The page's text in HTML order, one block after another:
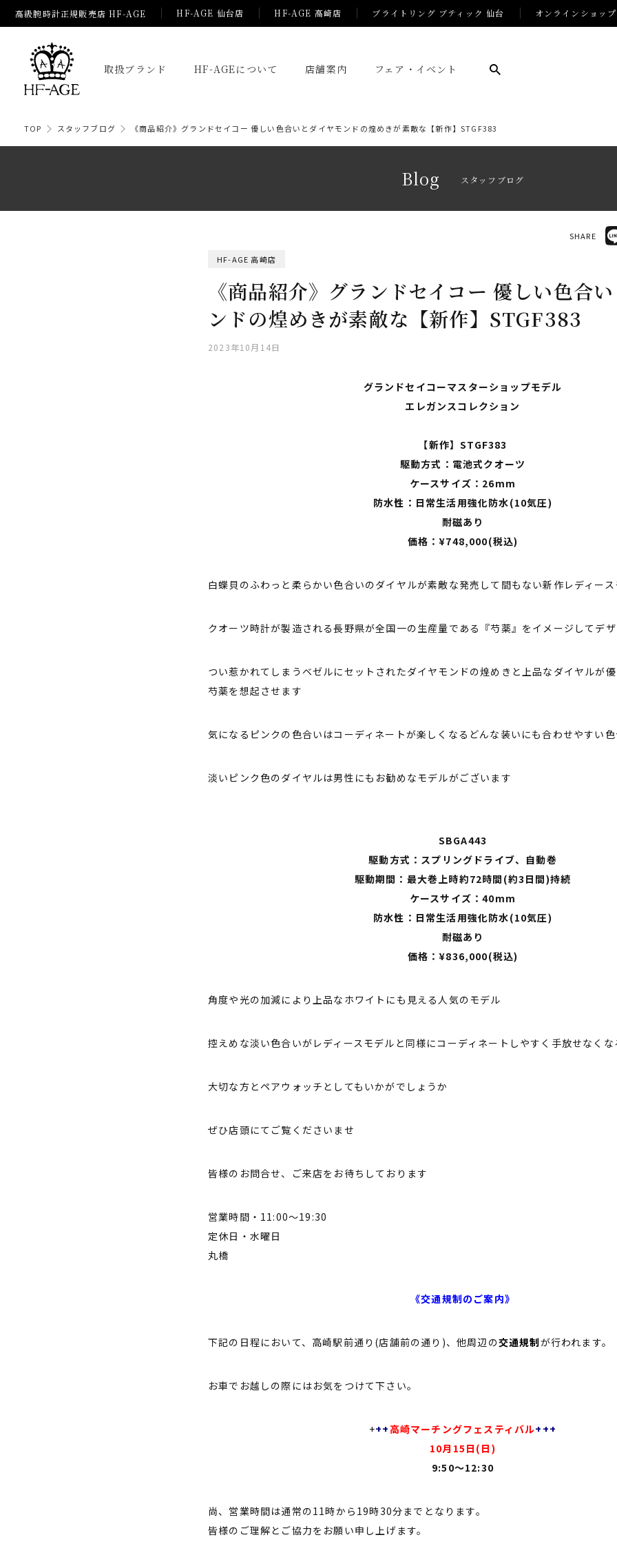
高級腕時計正規販売店 HF-AGE HF-AGE 仙台店 HF-AGE 高崎店 ブライトリング ブティック 仙台 オンラインショップ
取扱ブランド HF-AGEについて 店舗案内 フェア・イベント
TOP スタッフブログ 《商品紹介》グランドセイコー 優しい色合いとダイヤモンドの煌めきが素敵な【新作】STGF383
Blog スタッフブログ
HF-AGE 高崎店
《商品紹介》グランドセイコー 優しい色合
ンドの煌めきが素敵な【新作】STGF383
2023年10月14日
SHARE
グランドセイコーマスターショップモデル
エレガンスコレクション
【新作】STGF383
駆動方式：電池式クオーツ
ケースサイズ：26mm
防水性：日常生活用強化防水(10気圧)
耐磁あり
価格：¥748,000(税込)
白蝶貝のふわっと柔らかい色合いのダイヤルが素敵な発売して間もない新作レディー
クオーツ時計が製造される長野県が全国一の生産量である『芍薬』をイメージしてデ
つい惹かれてしまうベゼルにセットされたダイヤモンドの煌めきと上品なダイヤルが
芍薬を想起させます
気になるピンクの色合いはコーディネートが楽しくなるどんな装いにも合わせやすい
淡いピンク色のダイヤルは男性にもお勧めなモデルがございます
SBGA443
駆動方式：スプリングドライブ、自動巻
駆動期間：最大巻上時約72時間(約3日間)持続
ケースサイズ：40mm
防水性：日常生活用強化防水(10気圧)
耐磁あり
価格：¥836,000(税込)
角度や光の加減により上品なホワイトにも見える人気のモデル
控えめな淡い色合いがレディースモデルと同様にコーディネートしやすく手放せなく
大切な方とペアウォッチとしてもいかがでしょうか
ぜひ店頭にてご覧くださいませ
皆様のお問合せ、ご来店をお待ちしております
営業時間・11:00〜19:30
定休日・水曜日
丸橋
《交通規制のご案内》
下記の日程において、高崎駅前通り(店舗前の通り)、他周辺の交通規制が行われます。
お車でお越しの際にはお気をつけて下さい。
+++高崎マーチングフェスティバル+++
10月15日(日)
9:50〜12:30
尚、営業時間は通常の11時から19時30分までとなります。
皆様のご理解とご協力をお願い申し上げます。